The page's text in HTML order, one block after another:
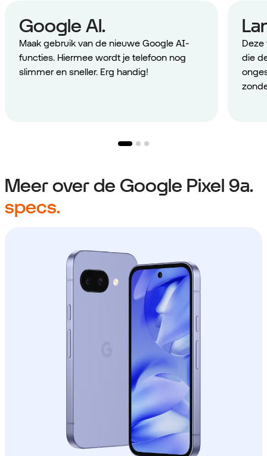
Google AI.
Maak gebruik van de nieuwe Google AI-
functies. Hiermee wordt je telefoon nog
slimmer en sneller. Erg handig!
die
Meer over de Google Pixel 9a.
specs.